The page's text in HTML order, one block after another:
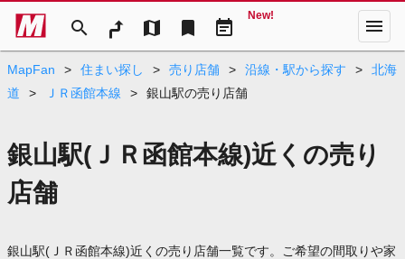
search map bookmark event_note
New! menu
MapFan > 住まい探し > 売り店舗 > 沿線・駅から探す >
北海
道
> ＪＲ函館本線 > 銀山駅の売り店舗
銀山駅(ＪＲ函館本線)近くの売り
店舗
銀山駅(ＪＲ函館本線)近くの売り店舗一覧です。ご希望の間取りや家